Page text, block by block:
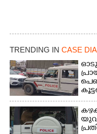
TRENDING IN CASE